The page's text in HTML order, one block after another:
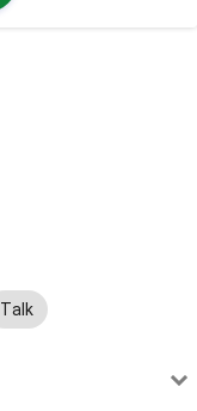
Talk